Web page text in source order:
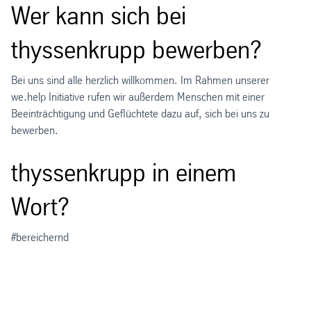
Wer kann sich bei
thyssenkrupp bewerben?
Bei uns sind alle herzlich willkommen. Im Rahmen unserer
we.help Initiative rufen wir außerdem Menschen mit einer
Beeinträchtigung und Geflüchtete dazu auf, sich bei uns zu
bewerben.
thyssenkrupp in einem
Wort?
#bereichernd